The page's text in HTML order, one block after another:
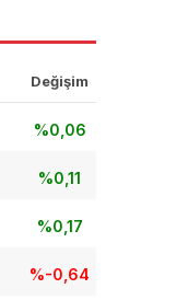
Değişim
%0,06
%0,11
%0,17
%-0,64